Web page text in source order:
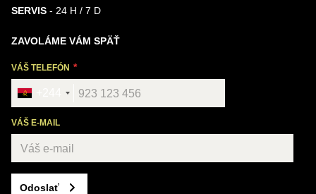
SERVIS - 24 H / 7 D
ZAVOLÁME VÁM SPÄŤ
VÁŠ TELEFÓN
VÁŠ E-MAIL
Odoslať